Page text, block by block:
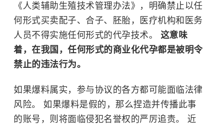
《人类辅助生殖技术管理办法》，明确禁止以任
何形式买卖配子、合子、胚胎，医疗机构和医务
人员不得实施任何形式的代孕技术。 这意味
着，在我国，任何形式的商业化代孕都是被明令
禁止的违法行为。
如果爆料属实，参与协议的各方都可能面临法律
风险。 如果爆料是假的，那么捏造并传播此事
的账号，则将面临侵犯名誉权的严厉追责。 近